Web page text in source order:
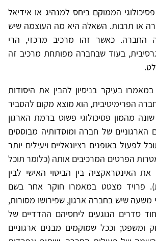
הממוקם ביחס למנהיג או אידיאל
או תרבות. השאלה היא מה העוצמה שיש
החברה. כאשר זהו מרכיב מרכזי, הרי
בעוד שבחברה מפותחת מרכיב זה
בעיקר בניסיון להבין את היסודות
הפרימיטיבית, הוא מוצא מקום להסביר
מהמון פסיכולוגי פשוט ברמת הארגון
של חברה ומוסדותיה מבוססים
לפעול באופנים רציונאליים ויעילים יותר
הפרטים המרכיבים אותה (כלומר תוכל
האינטראקציה בין הביטוי האישי לבין
פרויד מצטט במאמרו חוקר אחר בשם
משעה שיש בחברה ארגון, שפירושו מסורות,
סדרים הנוגעים ליחסיהם ההדדיים של
ומשפט; וככל שמוקמים מבנים ארגוניים